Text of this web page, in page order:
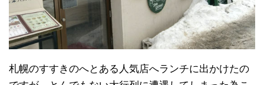
札幌のすすきのへとある人気店へランチに出かけたの